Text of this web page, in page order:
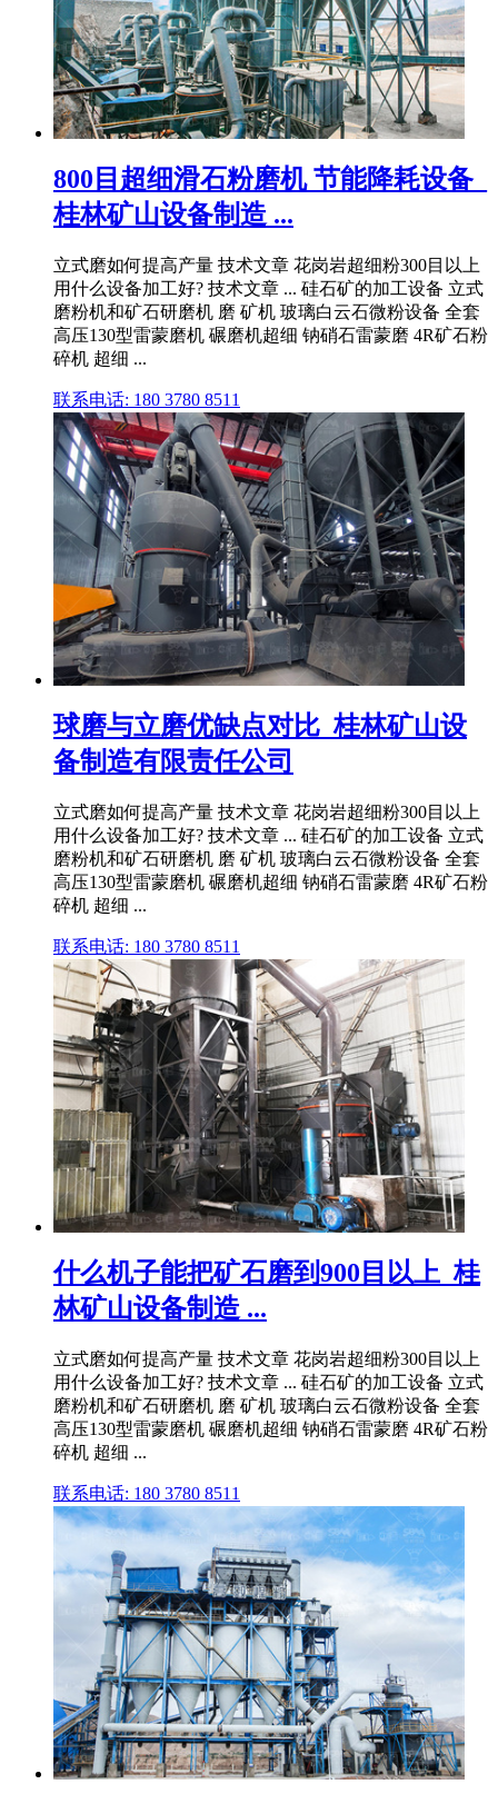
800目超细滑石粉磨机 节能降耗设备_
桂林矿山设备制造 ...
立式磨如何提高产量 技术文章 花岗岩超细粉300目以上
用什么设备加工好? 技术文章 ... 硅石矿的加工设备 立式
磨粉机和矿石研磨机 磨 矿机 玻璃白云石微粉设备 全套
高压130型雷蒙磨机 碾磨机超细 钠硝石雷蒙磨 4R矿石粉
碎机 超细 ...
联系电话: 180 3780 8511
球磨与立磨优缺点对比_桂林矿山设
备制造有限责任公司
立式磨如何提高产量 技术文章 花岗岩超细粉300目以上
用什么设备加工好? 技术文章 ... 硅石矿的加工设备 立式
磨粉机和矿石研磨机 磨 矿机 玻璃白云石微粉设备 全套
高压130型雷蒙磨机 碾磨机超细 钠硝石雷蒙磨 4R矿石粉
碎机 超细 ...
联系电话: 180 3780 8511
什么机子能把矿石磨到900目以上_桂
林矿山设备制造 ...
立式磨如何提高产量 技术文章 花岗岩超细粉300目以上
用什么设备加工好? 技术文章 ... 硅石矿的加工设备 立式
磨粉机和矿石研磨机 磨 矿机 玻璃白云石微粉设备 全套
高压130型雷蒙磨机 碾磨机超细 钠硝石雷蒙磨 4R矿石粉
碎机 超细 ...
联系电话: 180 3780 8511